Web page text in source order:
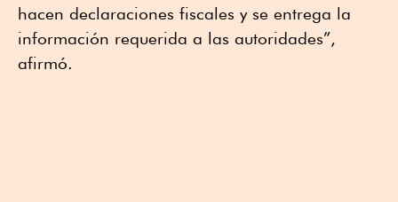
hacen declaraciones fiscales y se entrega la
información requerida a las autoridades”,
afirmó.